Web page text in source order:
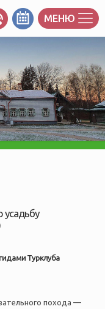
МЕНЮ
усадьбу
Турклуба
похода —